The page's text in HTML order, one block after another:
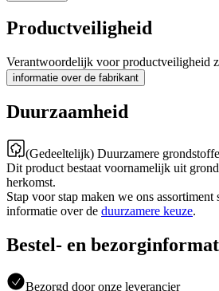
Productveiligheid
Verantwoordelijk voor productveiligheid
informatie over de fabrikant
Duurzaamheid
(Gedeeltelijk) Duurzamere
Dit product bestaat voornamelijk uit
herkomst.
Stap voor stap maken we ons assortiment
informatie over de duurzamere keuze.
Bestel- en
Bezorgd door onze leverancier